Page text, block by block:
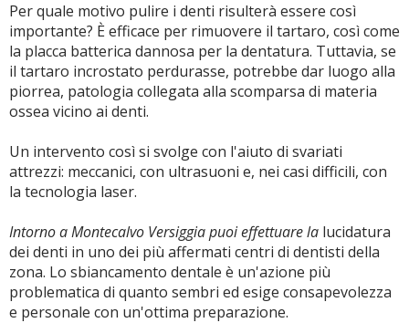
Per quale motivo pulire i denti risulterà essere così
importante? È efficace per rimuovere il tartaro, così come
la placca batterica dannosa per la dentatura. Tuttavia, se
il tartaro incrostato perdurasse, potrebbe dar luogo alla
piorrea, patologia collegata alla scomparsa di materia
ossea vicino ai denti.
Un intervento così si svolge con l'aiuto di svariati
attrezzi: meccanici, con ultrasuoni e, nei casi difficili, con
la tecnologia laser.
Intorno a Montecalvo Versiggia puoi effettuare la lucidatura
dei denti in uno dei più affermati centri di dentisti della
zona. Lo sbiancamento dentale è un'azione più
problematica di quanto sembri ed esige consapevolezza
e personale con un'ottima preparazione.